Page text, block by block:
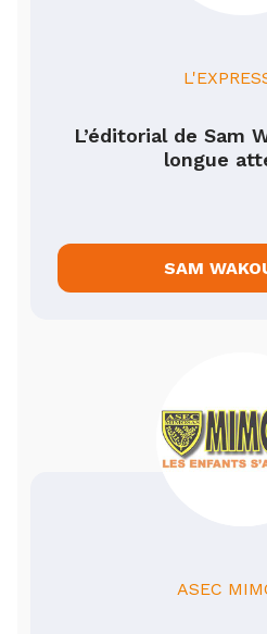
L’éditorial de Sam
longue
SAM
ASEC